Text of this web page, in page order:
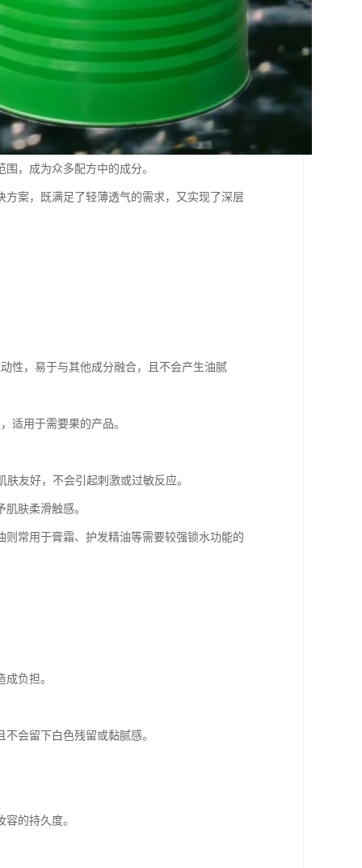
，成为众多配方中的成分。
案，既满足了轻薄透气的需求，又实现了深层
性，易于与其他成分融合，且不会产生油腻
适用于需要果的产品。
友好，不会引起刺激或过敏反应。
肤柔滑触感。
常用于膏霜、护发精油等需要较强锁水功能的
负担。
会留下白色残留或黏腻感。
的持久度。